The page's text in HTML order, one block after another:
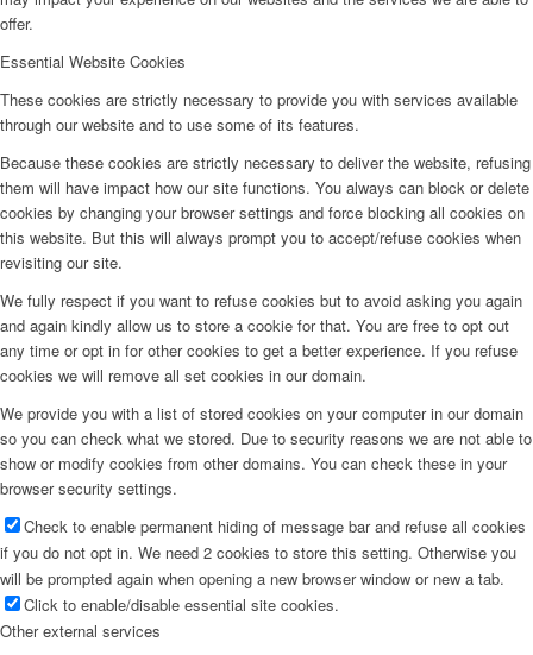
offer.
Essential Website Cookies
These cookies are strictly necessary to provide you with services available
through our website and to use some of its features.
Because these cookies are strictly necessary to deliver the website, refusing
them will have impact how our site functions. You always can block or delete
cookies by changing your browser settings and force blocking all cookies on
this website. But this will always prompt you to accept/refuse cookies when
revisiting our site.
We fully respect if you want to refuse cookies but to avoid asking you again
and again kindly allow us to store a cookie for that. You are free to opt out
any time or opt in for other cookies to get a better experience. If you refuse
cookies we will remove all set cookies in our domain.
We provide you with a list of stored cookies on your computer in our domain
so you can check what we stored. Due to security reasons we are not able to
show or modify cookies from other domains. You can check these in your
browser security settings.
Check to enable permanent hiding of message bar and refuse all cookies
if you do not opt in. We need 2 cookies to store this setting. Otherwise you
will be prompted again when opening a new browser window or new a tab.
Click to enable/disable essential site cookies.
Other external services